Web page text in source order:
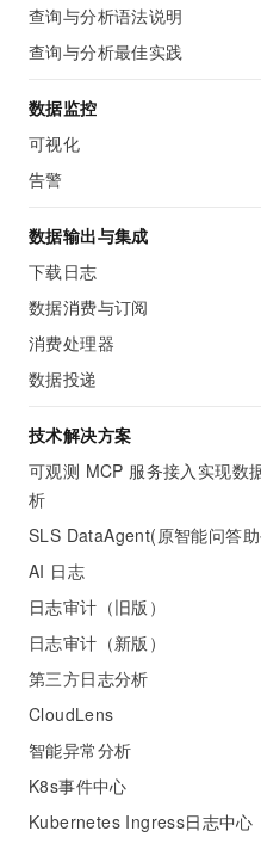
查询与分析语法说明
查询与分析最佳实践
数据监控
可视化
告警
数据输出与集成
下载日志
数据消费与订阅
消费处理器
数据投递
技术解决方案
可观测 MCP 服务接入实现数
析
SLS DataAgent(原智能问答
AI 日志
日志审计（旧版）
日志审计（新版）
第三方日志分析
CloudLens
智能异常分析
K8s事件中心
Kubernetes Ingress日志中心